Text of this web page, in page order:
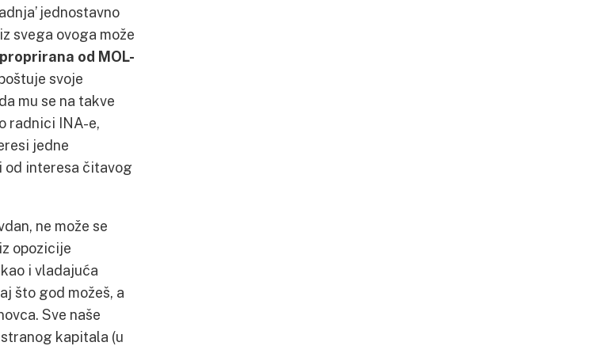
jednostavno
svega ovoga može
od MOL-
svoje
mu se na takve
radnici INA-e,
jedne
od interesa čitavog
ne može se
opozicije
i vladajuća
što god možeš, a
Sve naše
kapitala (u